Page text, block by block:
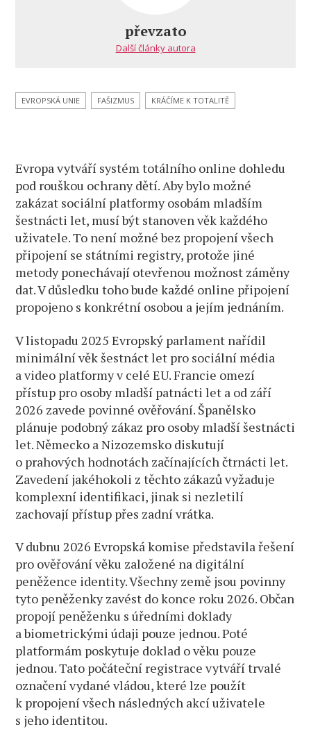
špehování
internetu
převzato
Další články autora
EVROPSKÁ UNIE FAŠIZMUS KRÁČÍME K TOTALITĚ
Evropa vytváří systém totálního online dohledu
pod rouškou ochrany dětí. Aby bylo možné
zakázat sociální platformy osobám mladším
šestnácti let, musí být stanoven věk každého
uživatele. To není možné bez propojení všech
připojení se státními registry, protože jiné
metody ponechávají otevřenou možnost záměny
dat. V důsledku toho bude každé online připojení
propojeno s konkrétní osobou a jejím jednáním.
V listopadu 2025 Evropský parlament nařídil
minimální věk šestnáct let pro sociální média
a video platformy v celé EU. Francie omezí
přístup pro osoby mladší patnácti let a od září
2026 zavede povinné ověřování. Španělsko
plánuje podobný zákaz pro osoby mladší šestnácti
let. Německo a Nizozemsko diskutují
o prahových hodnotách začínajících čtrnácti let.
Zavedení jakéhokoli z těchto zákazů vyžaduje
komplexní identifikaci, jinak si nezletilí
zachovají přístup přes zadní vrátka.
V dubnu 2026 Evropská komise představila řešení
pro ověřování věku založené na digitální
peněžence identity. Všechny země jsou povinny
tyto peněženky zavést do konce roku 2026. Občan
propojí peněženku s úředními doklady
a biometrickými údaji pouze jednou. Poté
platformám poskytuje doklad o věku pouze
jednou. Tato počáteční registrace vytváří trvalé
označení vydané vládou, které lze použít
k propojení všech následných akcí uživatele
s jeho identitou.